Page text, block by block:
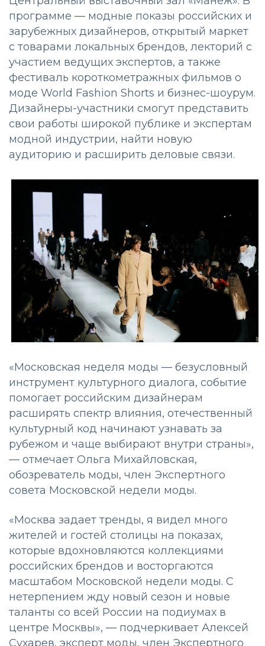
программе — модные показы российских и
зарубежных дизайнеров, открытый маркет
с товарами локальных брендов, лекторий с
участием ведущих экспертов, а также
фестиваль короткометражных фильмов о
моде World Fashion Shorts и бизнес-шоурум.
Дизайнеры-участники смогут представить
свои работы широкой публике и экспертам
модной индустрии, найти новую
аудиторию и расширить деловые связи.
«Московская неделя моды — безусловный
инструмент культурного диалога, событие
помогает российским дизайнерам
расширять спектр влияния, отечественный
культурный код начинают узнавать за
рубежом и чаще выбирают внутри страны»,
— отмечает Ольга Михайловская,
обозреватель моды, член Экспертного
совета Московской недели моды.
«Москва задает тренды, я видел много
жителей и гостей столицы на показах,
которые вдохновляются коллекциями
российских брендов и восторгаются
масштабом Московской недели моды. С
нетерпением жду новый сезон и новые
таланты со всей России на подиумах в
центре Москвы», — подчеркивает Алексей
Сухарев, эксперт моды, член Экспертного